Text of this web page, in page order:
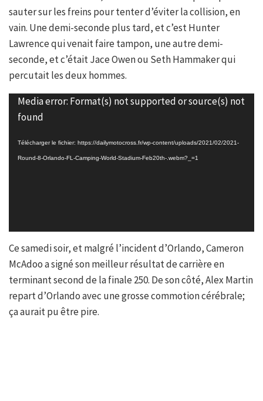
sauter sur les freins pour tenter d’éviter la collision, en
vain. Une demi-seconde plus tard, et c’est Hunter
Lawrence qui venait faire tampon, une autre demi-
seconde, et c’était Jace Owen ou Seth Hammaker qui
percutait les deux hommes.
Lecteur
vidéo
Media error: Format(s) not supported or source(s) not
found
Télécharger le fichier: https://dailymotocross.fr/wp-content/uploads/2021/02/2021-
Round-8-Orlando-FL-Camping-World-Stadium-Feb20th-.webm?_=1
Ce samedi soir, et malgré l’incident d’Orlando, Cameron
McAdoo a signé son meilleur résultat de carrière en
terminant second de la finale 250. De son côté, Alex Martin
repart d’Orlando avec une grosse commotion cérébrale;
ça aurait pu être pire.